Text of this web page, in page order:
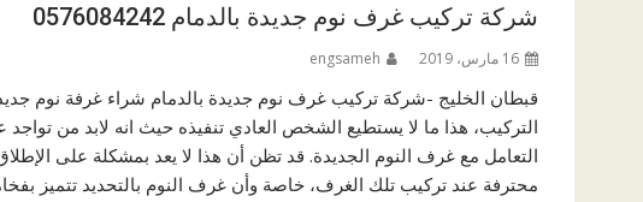
شركة تركيب غرف نوم جديدة بالدمام 0576084242
16 مارس، 2019 engsameh
قبطان الخليج -شركة تركيب غرف نوم جديدة بالدمام شراء غرفة نوم
التركيب، هذا ما لا يستطيع الشخص العادي تنفيذه حيث انه لابد من
التعامل مع غرف النوم الجديدة. قد تظن أن هذا لا يعد بمشكلة على
محترفة عند تركيب تلك الغرف، خاصة وأن غرف النوم بالتحديد تتميز